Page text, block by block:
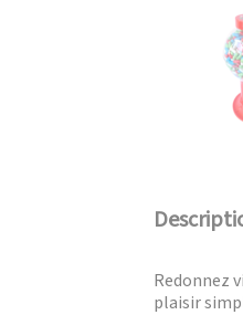
Redonnez
plaisir